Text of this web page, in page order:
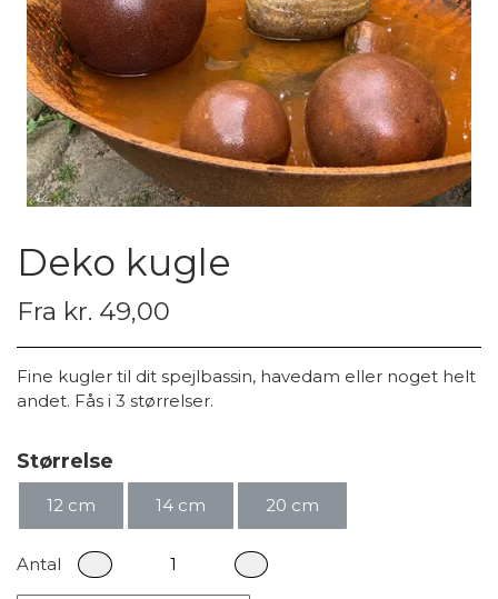
Deko kugle
Fra kr. 49,00
Fine kugler til dit spejlbassin, havedam eller noget helt
andet. Fås i 3 størrelser.
Størrelse
12 cm 14 cm 20 cm
Antal